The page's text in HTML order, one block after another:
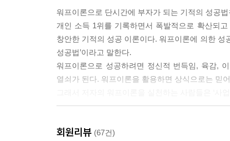
워프이론으로 단시간에 부자가 되는 기적의 성공법
개인 소득 1위를 기록하면서 폭발적으로 확산되
창안한 기적의 성공 이론이다. 워프이론에 의한
성공법’이라고 말한다.
워프이론으로 성공하려면 정신적 번득임, 육감,
열쇠가 된다. 워프이론을 활용하면 상식으로는 믿
성공법칙을 연구한 책들은 숫자를 헤아릴 수 없을
회원리뷰 (67건)